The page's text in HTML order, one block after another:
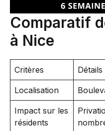
Comparatif
à Nice
Critères Détails
Localisation
Impact sur les
résidents